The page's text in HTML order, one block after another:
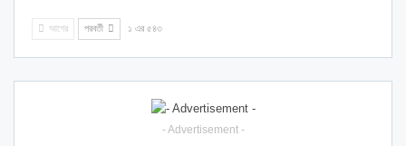
আগের পরবর্তী ১ এর ৫৪৩
- Advertisement -